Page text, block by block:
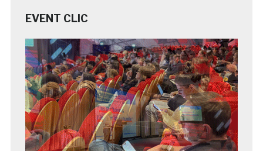
EVENT CLIC